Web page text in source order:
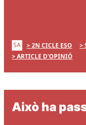
SA 2N CICLE ESO
ARTICLE D'OPINIÓ
Això ha